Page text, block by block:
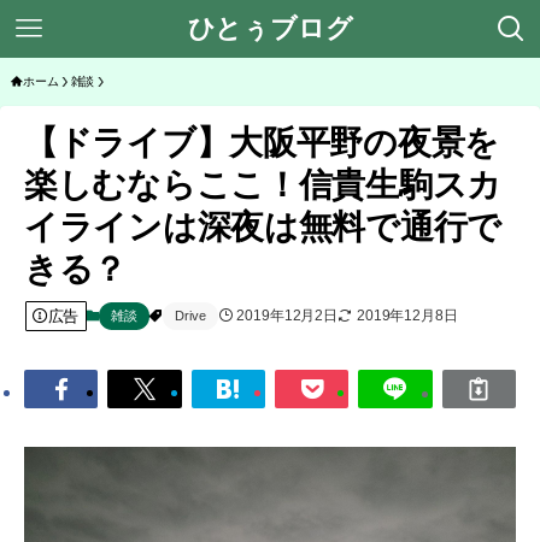
ひとぅブログ
ホーム 雑談
【ドライブ】大阪平野の夜景を
楽しむならここ！信貴生駒スカ
イラインは深夜は無料で通行で
きる？
広告 雑談 Drive 2019年12月2日 2019年12月8日